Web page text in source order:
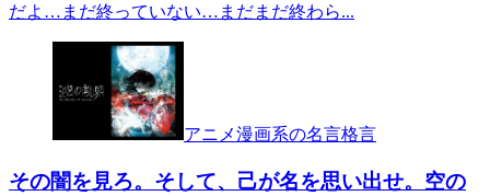
だよ…まだ終っていない…まだまだ終わら...
アニメ漫画系の名言格言
その闇を見ろ。そして、己が名を思い出せ。空の